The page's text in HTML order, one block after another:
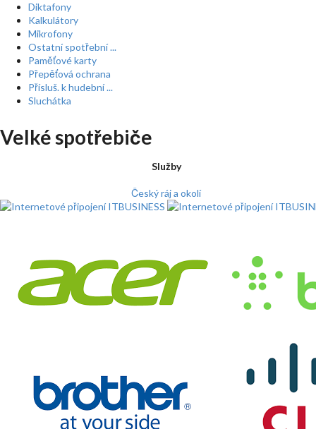
Diktafony
Kalkulátory
Mikrofony
Ostatní spotřební ...
Paměťové karty
Přepěťová ochrana
Přísluš. k hudební ...
Sluchátka
Velké spotřebiče
Služby
Český ráj a okolí